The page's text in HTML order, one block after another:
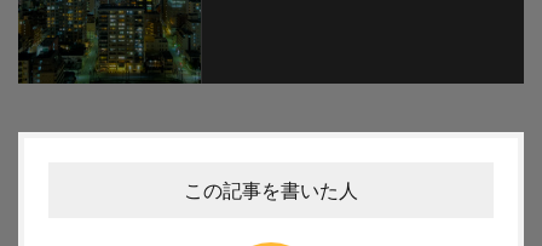
この記事を書いた人